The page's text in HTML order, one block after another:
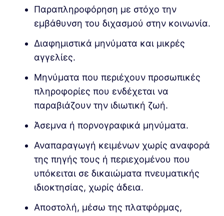
Παραπληροφόρηση με στόχο την
εμβάθυνση του διχασμού στην κοινωνία.
Διαφημιστικά μηνύματα και μικρές
αγγελίες.
Μηνύματα που περιέχουν προσωπικές
πληροφορίες που ενδέχεται να
παραβιάζουν την ιδιωτική ζωή.
Άσεμνα ή πορνογραφικά μηνύματα.
Αναπαραγωγή κειμένων χωρίς αναφορά
της πηγής τους ή περιεχομένου που
υπόκειται σε δικαιώματα πνευματικής
ιδιοκτησίας, χωρίς άδεια.
Αποστολή, μέσω της πλατφόρμας,